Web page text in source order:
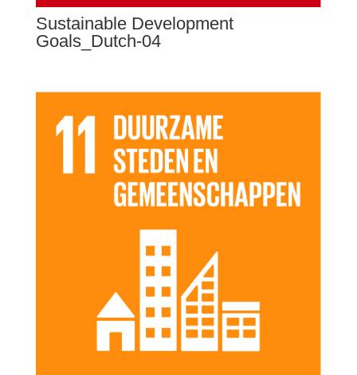
Sustainable Development
Goals_Dutch-04